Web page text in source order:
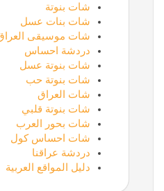
شات بنوتة
شات بنات عسل
شات موسيقى
دردشة احساس
شات بنوتة عسل
شات بنوتة حب
شات العراق
شات بنوتة قلبي
شات بحور العرب
شات احساس كول
دردشة عراقنا
دليل المواقع العربية